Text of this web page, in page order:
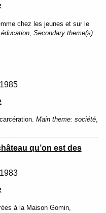
chez les jeunes et sur le
éducation, Secondary theme(s):
1985
Main theme: société,
qu’on est des
1983
à la Maison Gomin,